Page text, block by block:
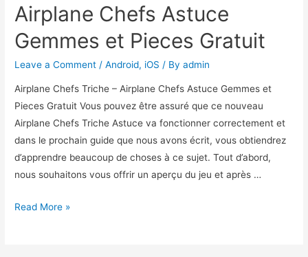
Airplane Chefs Astuce
Gemmes et Pieces Gratuit
Leave a Comment /Android, iOS / Byadmin
Airplane Chefs Triche – Airplane Chefs Astuce Gemmes et
Pieces Gratuit Vous pouvez être assuré que ce nouveau
Airplane Chefs Triche Astuce va fonctionner correctement et
dans le prochain guide que nous avons écrit, vous obtiendrez
d’apprendre beaucoup de choses à ce sujet. Tout d’abord,
nous souhaitons vous offrir un aperçu du jeu et après …
Airplane
Read More »